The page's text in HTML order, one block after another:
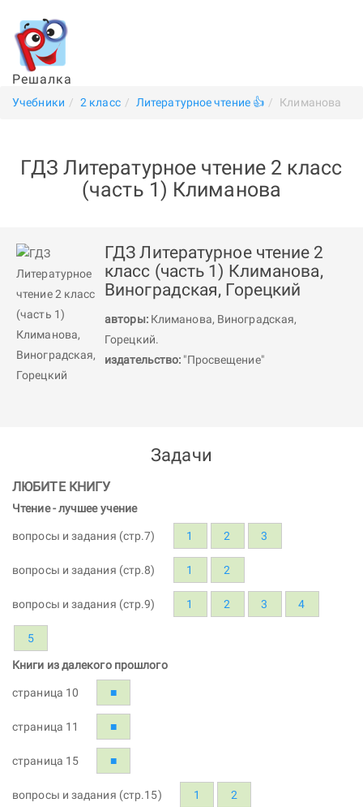
Решалка
Учебники 2 класс Литературное чтение 👍 Климанова
ГДЗ Литературное чтение 2 класс
(часть 1) Климанова
ГДЗ Литературное чтение 2
класс (часть 1) Климанова,
Виноградская, Горецкий
авторы: Климанова, Виноградская,
Горецкий.
издательство: "Просвещение"
Задачи
ЛЮБИТЕ КНИГУ
Чтение - лучшее учение
вопросы и задания (стр.7) 1 2 3
вопросы и задания (стр.8) 1 2
вопросы и задания (стр.9) 1 2 3 4
5
Книги из далекого прошлого
страница 10 ■
страница 11 ■
страница 15 ■
вопросы и задания (стр.15) 1 2